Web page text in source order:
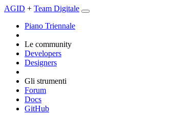
AGID + Team Digitale
Piano Triennale
Le community
Developers
Designers
Gli strumenti
Forum
Docs
GitHub